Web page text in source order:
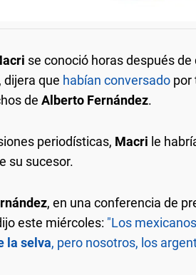
se conoció horas después
, dijera que habían conversado por
de Alberto Fernández.
periodísticas, Macri le
su sucesor.
, en una conferencia de
este miércoles: "Los
la selva, pero nosotros, los